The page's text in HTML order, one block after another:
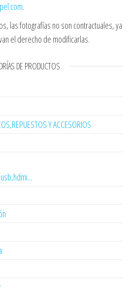
.
las fotografías no son contractuales, ya
el derecho de modificarlas.
DE PRODUCTOS
Y ACCESORIOS